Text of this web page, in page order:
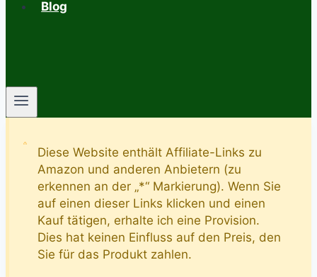
Blog
Diese Website enthält Affiliate-Links zu
Amazon und anderen Anbietern (zu
erkennen an der „*“ Markierung). Wenn Sie
auf einen dieser Links klicken und einen
Kauf tätigen, erhalte ich eine Provision.
Dies hat keinen Einfluss auf den Preis, den
Sie für das Produkt zahlen.